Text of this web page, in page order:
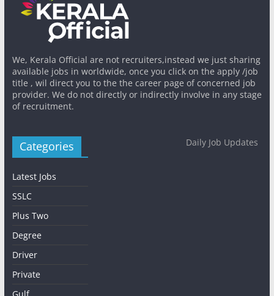
We, Kerala Official are not recruiters,instead we just sharing
available jobs in worldwide, once you click on the apply /job
title , wil direct you to the the career page of concerned job
provider. We do not directly or indirectly involve in any stage
of recruitment.
Categories
Latest Jobs
SSLC
Plus Two
Degree
Driver
Private
Daily Job Updates